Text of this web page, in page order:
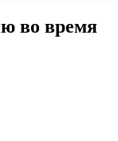
во время